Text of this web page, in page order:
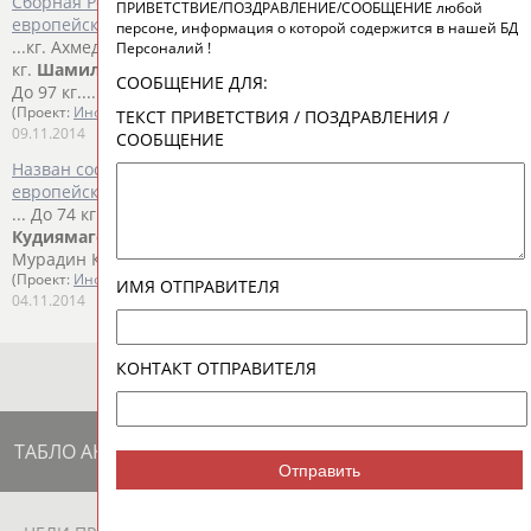
европейских наций
...кг. Ахмед Гаджимагомедов - Джабраил Гасанов - 6:1 До 86
кг. Шамиль
До 97 кг....
(Проект: Информационное агентство СТАДИОН )
09.11.2014
Назван состав сборной России по вольной борьбе на Кубок
европейских наций
... До 74 кг. Ахмед Гаджимагомедов. До 86 кг.
Кудиямагомедов
Мурадин Кушхов. ...
(Проект: Информационное агентство СТАДИОН
04.11.2014
ТАБЛО АКТИВНОСТИ
ПРИВЕТСТВИЕ/ПОЗДРАВЛЕНИЕ/СООБЩЕНИЕ любой
персоне, информация о которой содержится в нашей БД
Персоналий !
СООБЩЕНИЕ ДЛЯ:
ТЕКСТ ПРИВЕТСТВИЯ / ПОЗДРАВЛЕНИЯ /
СООБЩЕНИЕ
ИМЯ ОТПРАВИТЕЛЯ
КОНТАКТ ОТПРАВИТЕЛЯ
Отправить